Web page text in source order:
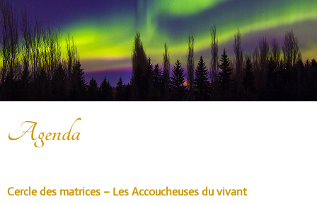
Agenda
Cercle des matrices – Les Accoucheuses du vivant